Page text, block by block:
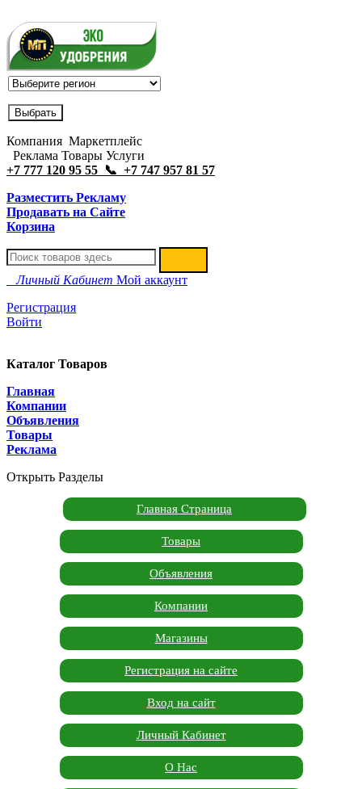
Компания Маркетплейс
Реклама Товары Услуги
+7 777 120 95 55 📞 +7 747 957 81 57
Разместить Рекламу
Продавать на Сайте
Корзина
Личный Кабинет Мой аккаунт
Регистрация
Войти
Каталог Товаров
Главная
Компании
Объявления
Товары
Реклама
Открыть Разделы
Главная Страница
Товары
Объявления
Компании
Магазины
Регистрация на сайте
Вход на сайт
Личный Кабинет
О Нас